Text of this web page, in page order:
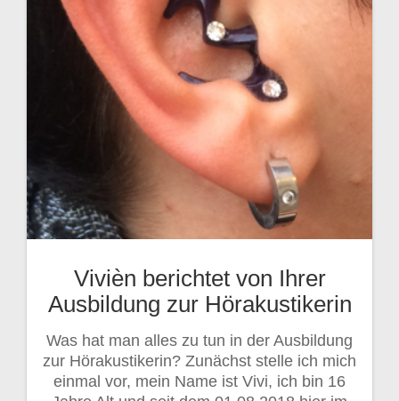
Vivièn berichtet von Ihrer
Ausbildung zur Hörakustikerin
Was hat man alles zu tun in der Ausbildung
zur Hörakustikerin? Zunächst stelle ich mich
einmal vor, mein Name ist Vivi, ich bin 16